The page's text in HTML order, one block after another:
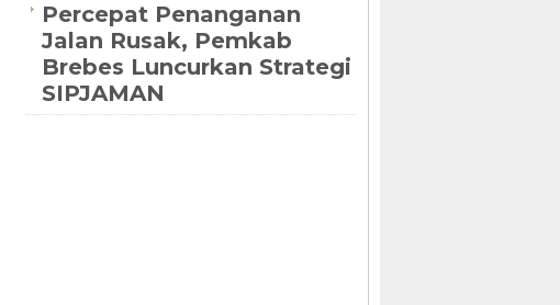
Percepat Penanganan
Jalan Rusak, Pemkab
Brebes Luncurkan Strategi
SIPJAMAN